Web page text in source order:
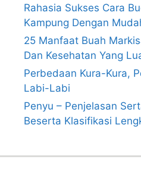
Rahasia Sukses Cara
Kampung Dengan
25 Manfaat Buah
Dan Kesehatan Yang
Perbedaan Kura-Kura,
Labi-Labi
Penyu – Penjelasan
Beserta Klasifikasi